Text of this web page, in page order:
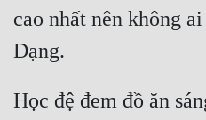
cao nhất nên không
Dạng.
Học đệ đem đồ ăn